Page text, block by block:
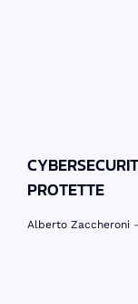
PROTETTE
Alberto Zaccheroni